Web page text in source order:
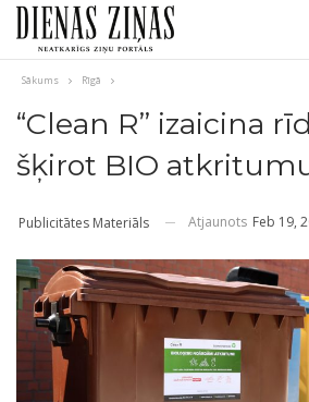
Sākums Rīgā
“Clean R” izaicina
šķirot BIO
Publicitātes Materiāls Atjaunots Feb 19,